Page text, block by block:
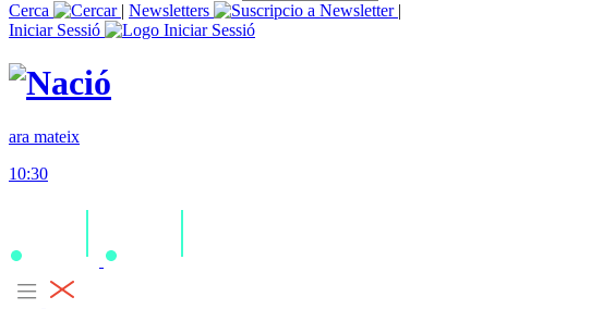
Cerca
| Newsletters
|
Iniciar Sessió
ara mateix
10:30